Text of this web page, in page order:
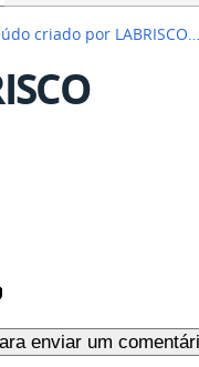
criado por LABRISCO…